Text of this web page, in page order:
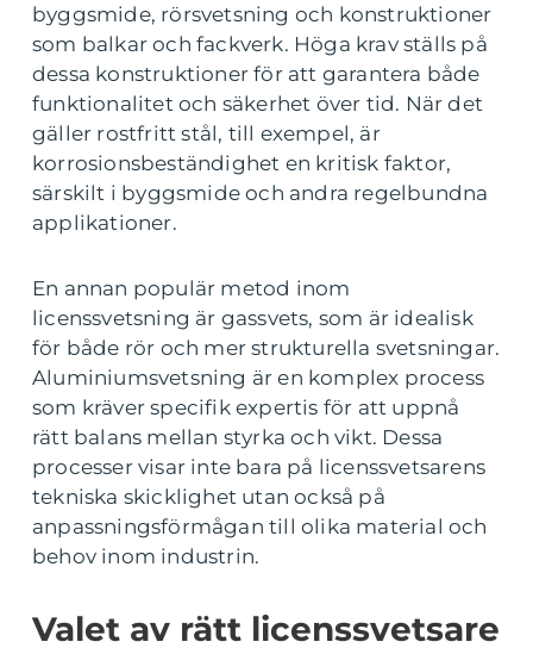
byggsmide, rörsvetsning och konstruktioner
som balkar och fackverk. Höga krav ställs på
dessa konstruktioner för att garantera både
funktionalitet och säkerhet över tid. När det
gäller rostfritt stål, till exempel, är
korrosionsbeständighet en kritisk faktor,
särskilt i byggsmide och andra regelbundna
applikationer.
En annan populär metod inom
licenssvetsning är gassvets, som är idealisk
för både rör och mer strukturella svetsningar.
Aluminiumsvetsning är en komplex process
som kräver specifik expertis för att uppnå
rätt balans mellan styrka och vikt. Dessa
processer visar inte bara på licenssvetsarens
tekniska skicklighet utan också på
anpassningsförmågan till olika material och
behov inom industrin.
Valet av rätt licenssvetsare